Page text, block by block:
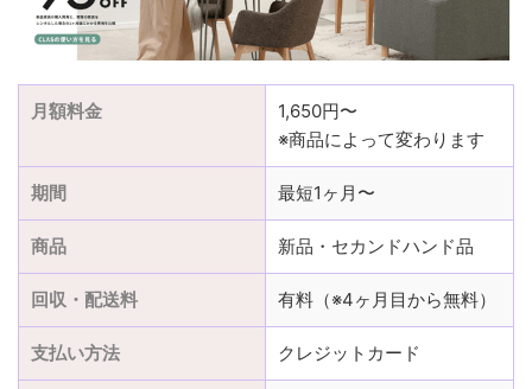
月額料金
1,650円〜
※商品によって変わります
期間 最短1ヶ月〜
商品 新品・セカンドハンド品
回収・配送料 有料（※4ヶ月目から無料）
支払い方法 クレジットカード